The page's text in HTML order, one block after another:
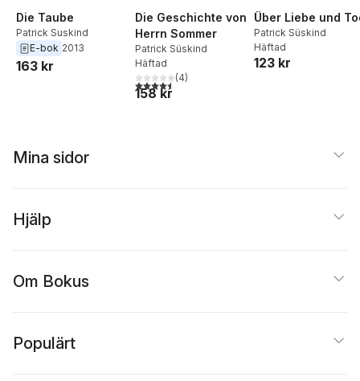
Die Taube
Patrick Suskind
E-bok 2013
163 kr
Die Geschichte von
Herrn Sommer
Patrick Süskind
Häftad
4,5utav 5 stjärnor. Totalt antal röster:
(4)
158 kr
Über Liebe und
Patrick Süskind
Häftad
123 kr
Mina sidor
Hjälp
Om Bokus
Populärt